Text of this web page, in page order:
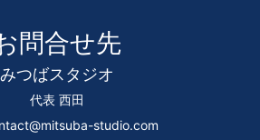
問合せ先
みつばスタジオ
代表 西田
studio.com